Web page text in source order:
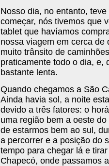
Nosso dia, no entanto,
começar, nós tivemos que
tablet que havíamos
nossa viagem em cerca de
muito trânsito de
praticamente todo o dia, e,
bastante lenta.
Quando chegamos a São
Ainda havia sol, a noite
devido a três fatores: o
uma região bem a oeste
de estarmos bem ao sul,
a percorrer e a posição do
tempo para chegar lá e
Chapecó, onde passamos